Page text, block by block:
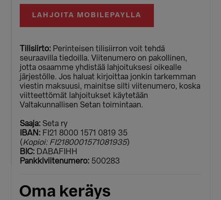
LAHJOITA MOBILEPAYLLA
Tilisiirto: Perinteisen tilisiirron voit tehdä
seuraavilla tiedoilla. Viitenumero on pakollinen,
jotta osaamme yhdistää lahjoituksesi oikealle
järjestölle. Jos haluat kirjoittaa jonkin tarkemman
viestin maksuusi, mainitse silti viitenumero, koska
viitteettömät lahjoitukset käytetään
Valtakunnallisen Setan toimintaan.
Saaja: Seta ry
IBAN: FI21 8000 1571 0819 35
(Kopioi: FI2180001571081935)
BIC: DABAFIHH
Pankkiviitenumero: 500283
Oma keräys